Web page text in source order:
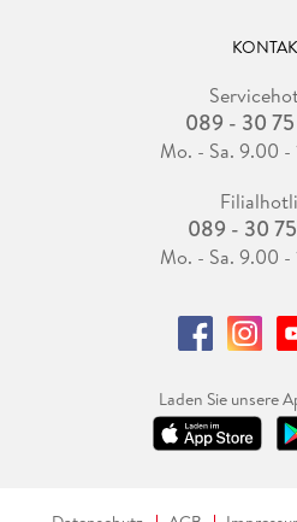
089 - 30
Mo. - Sa. 9.00
089 - 30
Mo. - Sa. 9.00
Laden Sie unsere